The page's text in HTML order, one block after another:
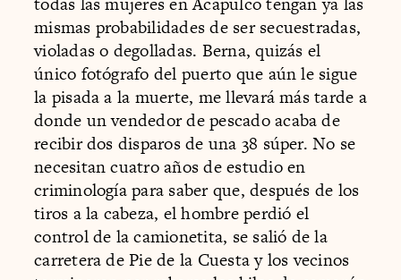
mismas probabilidades de ser secuestradas,
violadas o degolladas. Berna, quizás el
único fotógrafo del puerto que aún le sigue
la pisada a la muerte, me llevará más tarde a
donde un vendedor de pescado acaba de
recibir dos disparos de una 38 súper. No se
necesitan cuatro años de estudio en
criminología para saber que, después de los
tiros a la cabeza, el hombre perdió el
control de la camionetita, se salió de la
carretera de Pie de la Cuesta y los vecinos